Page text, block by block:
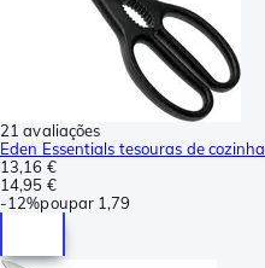
21 avaliações
Eden Essentials tesouras de cozinha
13,16 €
14,95 €
-12%poupar 1,79